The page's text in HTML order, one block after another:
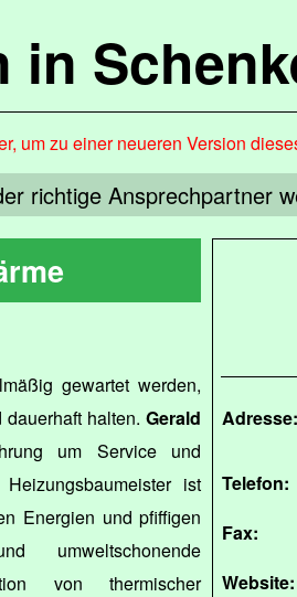
in
um zu einer neueren Version
richtige Ansprechpartner
Adresse:
Telefon:
Fax:
Website:
gewartet werden,
dauerhaft halten.Gerald
um Service und
ist
Energien und pfiffigen
umweltschonende
von thermischer